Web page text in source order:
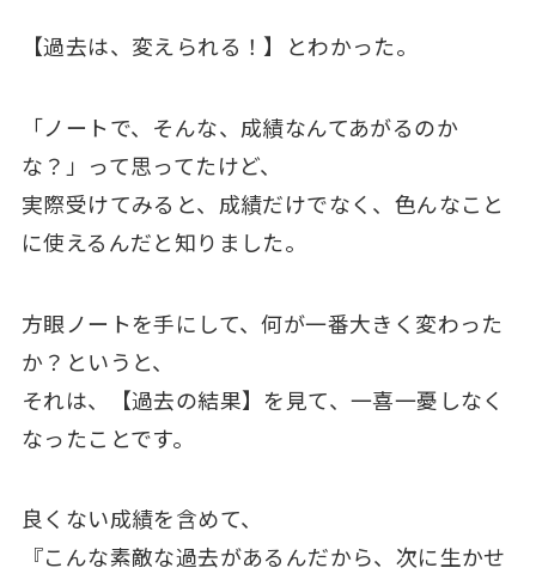
【過去は、変えられる！】とわかった。
「ノートで、そんな、成績なんてあがるのか
な？」って思ってたけど、
実際受けてみると、成績だけでなく、色んなこと
に使えるんだと知りました。
方眼ノートを手にして、何が一番大きく変わった
か？というと、
それは、【過去の結果】を見て、一喜一憂しなく
なったことです。
良くない成績を含めて、
『こんな素敵な過去があるんだから、次に生かせ